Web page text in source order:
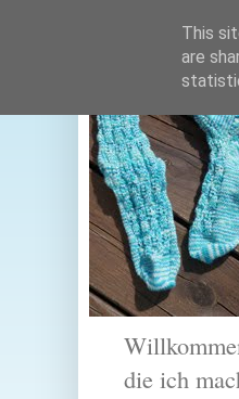
die ich
This
are